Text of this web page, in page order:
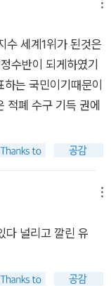
히 ‘기레기’로 경멸
들만의 목소리를 청
생들의 목소리를 배
소리를 찾아 듣고자
연쇄살인사건 용의
제기하면서도 정작
“최소한의 윤리와
이 책은 그저 ‘기레
저자는 “좋은 독자
지만 잊기 쉬운 진
는 기사’들을 거부
고, 후원함으로써
안한다. “냉소
수 세계1위가 된것은
수반이 되게하였기
는 국민이기때문이
적폐 수구 기득 권에
다 널리고 깔린 유